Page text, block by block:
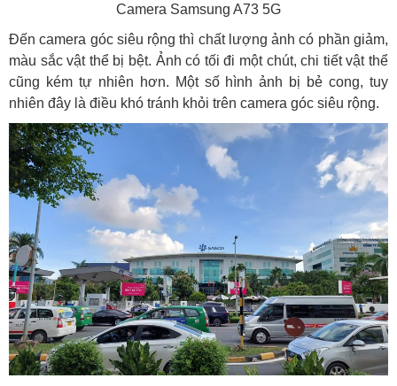
Camera Samsung A73 5G
Đến camera góc siêu rộng thì chất lượng ảnh có phần giảm,
màu sắc vật thể bị bệt. Ảnh có tối đi một chút, chi tiết vật thể
cũng kém tự nhiên hơn. Một số hình ảnh bị bẻ cong, tuy
nhiên đây là điều khó tránh khỏi trên camera góc siêu rộng.